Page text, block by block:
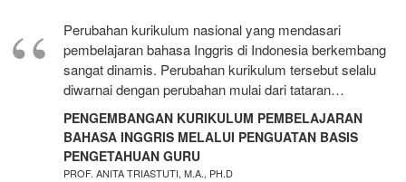
Perubahan kurikulum nasional yang mendasari
pembelajaran bahasa Inggris di Indonesia berkembang
sangat dinamis. Perubahan kurikulum tersebut selalu
diwarnai dengan perubahan mulai dari tataran…
PENGEMBANGAN KURIKULUM PEMBELAJARAN
BAHASA INGGRIS MELALUI PENGUATAN BASIS
PENGETAHUAN GURU
PROF. ANITA TRIASTUTI, M.A., PH.D